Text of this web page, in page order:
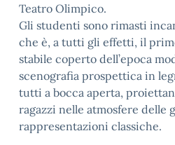
Teatro Olimpico.
Gli studenti sono rimasti
che è, a tutti gli effetti, il
stabile coperto dell’epoca
scenografia prospettica in
tutti a bocca aperta,
ragazzi nelle atmosfere delle
rappresentazioni classiche.